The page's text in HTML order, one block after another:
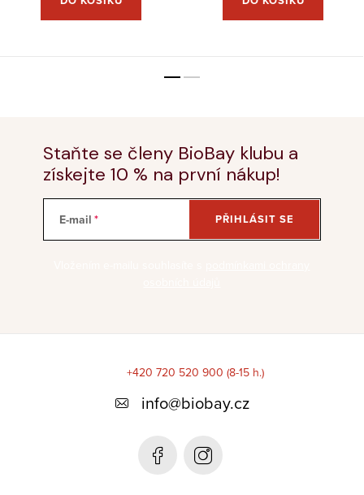
Staňte se členy BioBay klubu a
získejte 10 % na první nákup!
E-mail PŘIHLÁSIT SE
+420 720 520 900 (8-15 h.)
info@biobay.cz